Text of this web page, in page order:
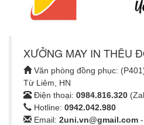
XƯỞNG MAY IN THÊU
Văn phòng đồng phục:
Từ Liêm, HN
Điện thoại: 0984.816.320
Hotline: 0942.042.980
Email: 2uni.vn@gmail.com -